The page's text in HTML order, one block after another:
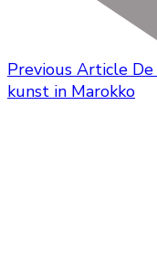
Previous Article
kunst in Marokko